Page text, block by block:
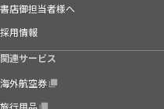
書店御担当者様へ
採用情報
関連サービス
海外航空券
旅行用品